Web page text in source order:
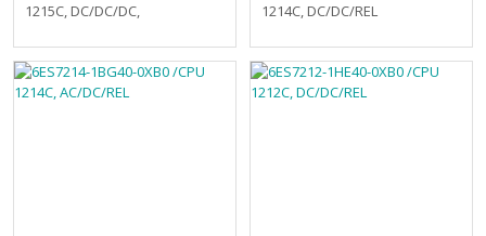
1215C, DC/DC/DC,
1214C, DC/DC/REL